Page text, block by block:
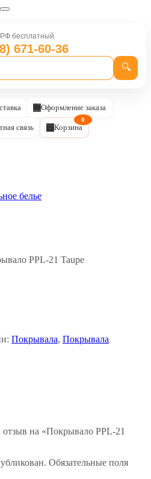
бесплатный
671-60-36
🔍
Оформление заказа
связь Корзина
0
белье
PPL-21 Taupe
Покрывала, Покрывала
отзыв на «Покрывало PPL-21
Обязательные поля